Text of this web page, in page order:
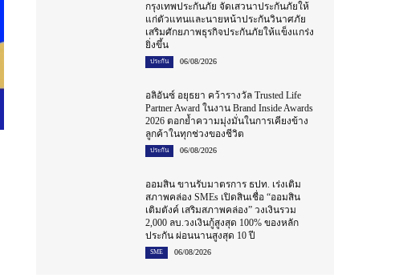
กรุงเทพประกันภัย จัดเสวนาประกันภัยให้
แก่ตัวแทนและนายหน้าประกันวินาศภัย
เสริมศักยภาพธุรกิจประกันภัยให้แข็งแกร่ง
ยิ่งขึ้น
ประกัน 06/08/2026
อลิอันซ์ อยุธยา คว้ารางวัล Trusted Life
Partner Award ในงาน Brand Inside Awards
2026 ตอกย้ำความมุ่งมั่นในการเคียงข้าง
ลูกค้าในทุกช่วงของชีวิต
ประกัน 06/08/2026
ออมสิน ขานรับมาตรการ ธปท. เร่งเติม
สภาพคล่อง SMEs เปิดสินเชื่อ “ออมสิน
เติมตังค์ เสริมสภาพคล่อง” วงเงินรวม
2,000 ลบ.วงเงินกู้สูงสุด 100% ของหลัก
ประกัน ผ่อนนานสูงสุด 10 ปี
SME 06/08/2026